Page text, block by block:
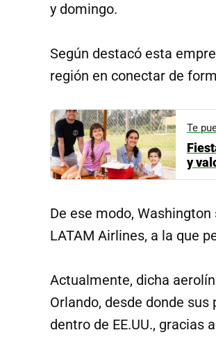
y domingo.
Según destacó esta
región en conectar de
Te
y
De ese modo,
LATAM Airlines, a la que
Actualmente, dicha
Orlando, desde donde
dentro de EE.UU., gracias